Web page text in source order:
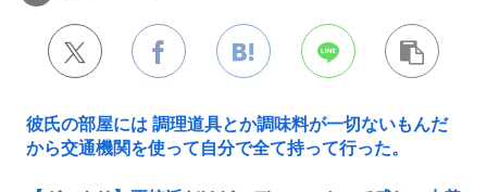
彼氏の部屋には 調理道具とか調味料が一切ないもんだ
から交通機関を使って自分で全て持って行った。